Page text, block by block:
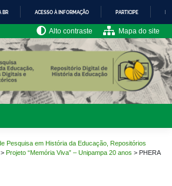
IR
PARA
CONTEÚDO
BR ACESSO À INFORMAÇÃO PARTICIPE
Alto contraste Mapa do site
Pesquisa em História da Educação, Repositórios
> Projeto “Memória Viva” – Unipampa 20 anos > PHERA